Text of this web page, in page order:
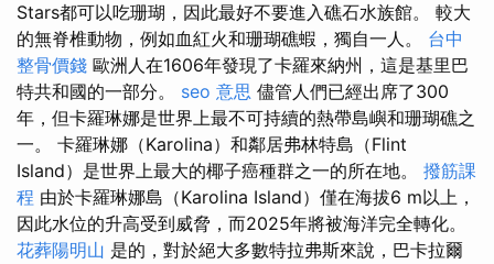
Stars都可以吃珊瑚，因此最好不要進入礁石水族館。 較大
的無脊椎動物，例如血紅火和珊瑚礁蝦，獨自一人。 台中
整骨價錢 歐洲人在1606年發現了卡羅來納州，這是基里巴
特共和國的一部分。 seo 意思 儘管人們已經出席了300
年，但卡羅琳娜是世界上最不可持續的熱帶島嶼和珊瑚礁之
一。 卡羅琳娜（Karolina）和鄰居弗林特島（Flint
Island）是世界上最大的椰子癌種群之一的所在地。 撥筋課
程 由於卡羅琳娜島（Karolina Island）僅在海拔6 m以上，
因此水位的升高受到威脅，而2025年將被海洋完全轉化。
花葬陽明山 是的，對於絕大多數特拉弗斯來說，巴卡拉爾